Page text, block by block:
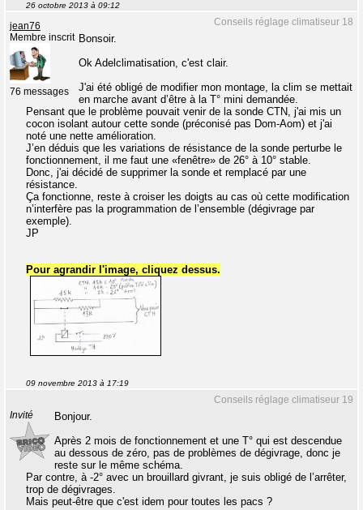
26 octobre 2013 à 09:12
Conseils réglage climatiseur 18
jean76
Membre inscrit
76 messages
Bonsoir.
Ok Adelclimatisation, c'est clair.
J'ai été obligé de modifier mon montage, la clim se mettait
en marche avant d’être à la T° mini demandée.
Pensant que le problème pouvait venir de la sonde CTN, j'ai mis un
cocon isolant autour cette sonde (préconisé pas Dom-Aom) et j'ai
noté une nette amélioration.
J’en déduis que les variations de résistance de la sonde perturbe le
fonctionnement, il me faut une «fenêtre» de 26° à 10° stable.
Donc, j'ai décidé de supprimer la sonde et remplacé par une
résistance.
Ça fonctionne, reste à croiser les doigts au cas où cette modification
n’interfère pas la programmation de l’ensemble (dégivrage par
exemple).
JP
Pour agrandir l'image, cliquez dessus.
09 novembre 2013 à 17:19
Conseils réglage climatiseur 19
Invité
Bonjour.
Après 2 mois de fonctionnement et une T° qui est descendue
au dessous de zéro, pas de problèmes de dégivrage, donc je
reste sur le même schéma.
Par contre, à -2° avec un brouillard givrant, je suis obligé de l’arrêter,
trop de dégivrages.
Mais peut-être que c'est idem pour toutes les pacs ?